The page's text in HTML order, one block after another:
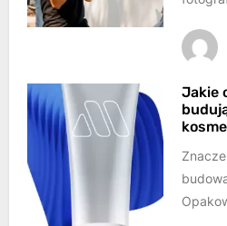
ciemne
i...
Jakie